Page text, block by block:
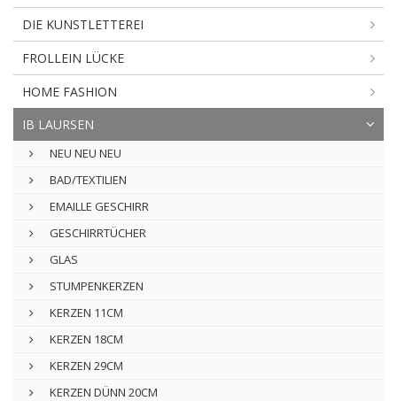
DIE KUNSTLETTEREI
FROLLEIN LÜCKE
HOME FASHION
IB LAURSEN
NEU NEU NEU
BAD/TEXTILIEN
EMAILLE GESCHIRR
GESCHIRRTÜCHER
GLAS
STUMPENKERZEN
KERZEN 11CM
KERZEN 18CM
KERZEN 29CM
KERZEN DÜNN 20CM